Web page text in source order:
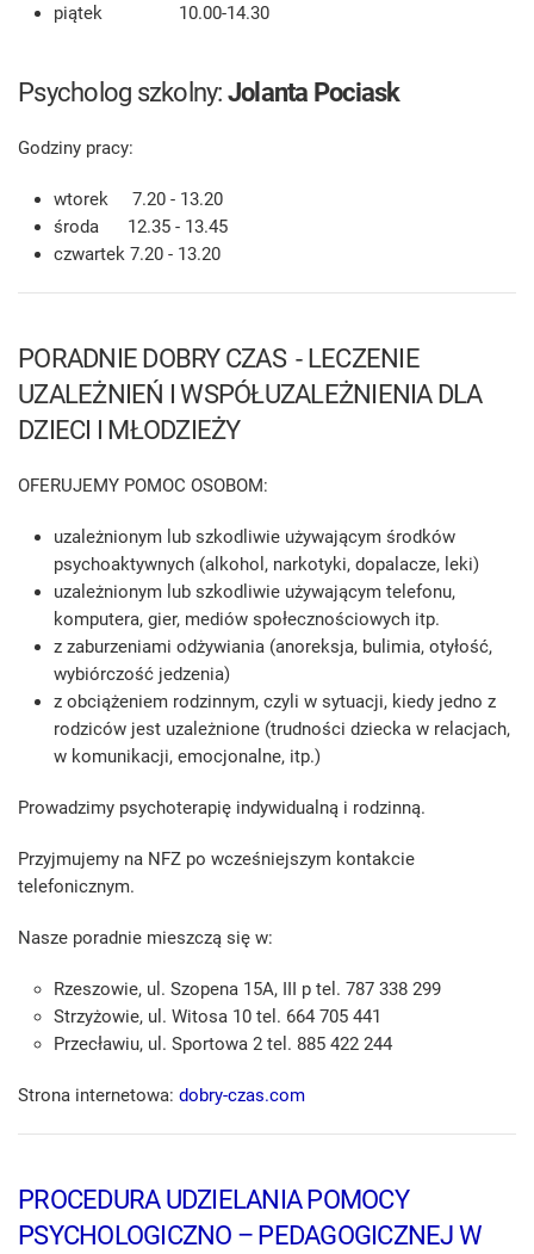
piątek 10.00-14.30
Psycholog szkolny: Jolanta Pociask
Godziny pracy:
wtorek 7.20 - 13.20
środa 12.35 - 13.45
czwartek 7.20 - 13.20
PORADNIE DOBRY CZAS - LECZENIE
UZALEŻNIEŃ I WSPÓŁUZALEŻNIENIA DLA
DZIECI I MŁODZIEŻY
OFERUJEMY POMOC OSOBOM:
uzależnionym lub szkodliwie używającym środków
psychoaktywnych (alkohol, narkotyki, dopalacze, leki)
uzależnionym lub szkodliwie używającym telefonu,
komputera, gier, mediów społecznościowych itp.
z zaburzeniami odżywiania (anoreksja, bulimia, otyłość,
wybiórczość jedzenia)
z obciążeniem rodzinnym, czyli w sytuacji, kiedy jedno z
rodziców jest uzależnione (trudności dziecka w relacjach,
w komunikacji, emocjonalne, itp.)
Prowadzimy psychoterapię indywidualną i rodzinną.
Przyjmujemy na NFZ po wcześniejszym kontakcie
telefonicznym.
Nasze poradnie mieszczą się w:
Rzeszowie, ul. Szopena 15A, III p tel. 787 338 299
Strzyżowie, ul. Witosa 10 tel. 664 705 441
Przecławiu, ul. Sportowa 2 tel. 885 422 244
Strona internetowa: dobry-czas.com
PROCEDURA UDZIELANIA POMOCY
PSYCHOLOGICZNO – PEDAGOGICZNEJ W